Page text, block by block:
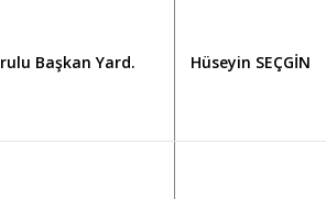
Başkan Yard. Hüseyin SEÇGİN